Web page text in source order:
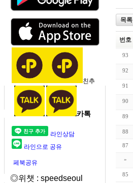
친추
카톡
라인상담
라인으로 공유
페북공유
◎위챗 : speedseoul
목록
번호
93
92
91
90
89
88
87
»
85